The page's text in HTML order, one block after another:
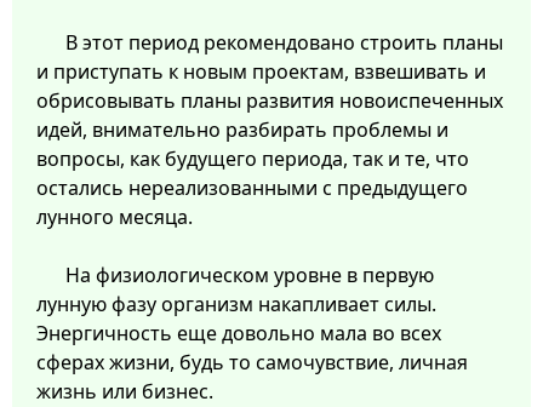
В этот период рекомендовано строить планы
и приступать к новым проектам, взвешивать и
обрисовывать планы развития новоиспеченных
идей, внимательно разбирать проблемы и
вопросы, как будущего периода, так и те, что
остались нереализованными с предыдущего
лунного месяца.
На физиологическом уровне в первую
лунную фазу организм накапливает силы.
Энергичность еще довольно мала во всех
сферах жизни, будь то самочувствие, личная
жизнь или бизнес.